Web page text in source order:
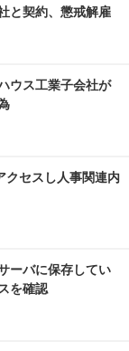
と契約、懲戒解雇
ウス工業子会社が
クセスし人事関連内
ーバに保存してい
を確認